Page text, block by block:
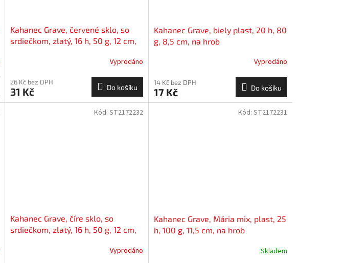
Kahanec Grave, červené sklo, so
srdiečkom, zlatý, 16 h, 50 g, 12 cm,
Vyprodáno
26 Kč bez DPH
31 Kč Do košíku
Kahanec Grave, biely plast, 20 h, 80
g, 8,5 cm, na hrob
Vyprodáno
14 Kč bez DPH
17 Kč Do košíku
Kahanec Grave, číre sklo, so
srdiečkom, zlatý, 16 h, 50 g, 12 cm,
Vyprodáno
Kód: ST2172232
Kahanec Grave, Mária mix, plast, 25
h, 100 g, 11,5 cm, na hrob
Skladem
Kód: ST2172231